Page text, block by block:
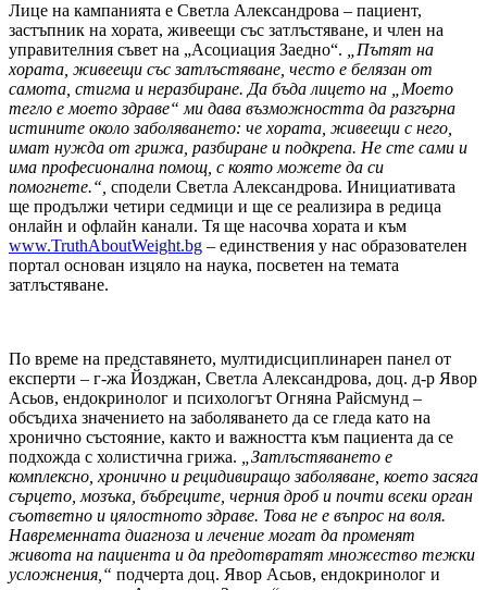
Лице на кампанията е Светла Александрова – пациент,
застъпник на хората, живеещи със затлъстяване, и член на
управителния съвет на „Асоциация Заедно“.
„Пътят на
хората, живеещи със затлъстяване, често е белязан от
самота, стигма и неразбиране. Да бъда лицето на „Моето
тегло е моето здраве“ ми дава възможността да разгърна
истините около заболяването: че хората, живеещи с него,
имат нужда от грижа, разбиране и подкрепа. Не сте сами и
има професионална помощ, с която можете да си
помогнете.“, сподели Светла Александрова. Инициативата
ще продължи четири седмици и ще се реализира в редица
онлайн и офлайн канали. Тя ще насочва хората и към
www.TruthAboutWeight.bg – единствения у нас образователен
портал основан изцяло на наука, посветен на темата
затлъстяване.
По време на представянето, мултидисциплинарен панел от
експерти – г-жа Йозджан, Светла Александрова, доц. д-р Явор
Асьов, ендокринолог и психологът Огняна Райсмунд –
обсъдиха значението на заболяването да се гледа като на
хронично състояние, както и важността към пациента да се
подхожда с холистична грижа.
„Затлъстяването е
комплексно, хронично и рецидивиращо заболяване, което засяга
сърцето, мозъка бъбреците, черния дроб и почти всеки орган
съответно и цялостното здраве. Това не е въпрос на воля.
Навременната диагноза и лечение могат да променят
живота на пациента и да предотвратят множество тежки
усложнения,“ подчерта доц. Явор Асьов, ендокринолог и